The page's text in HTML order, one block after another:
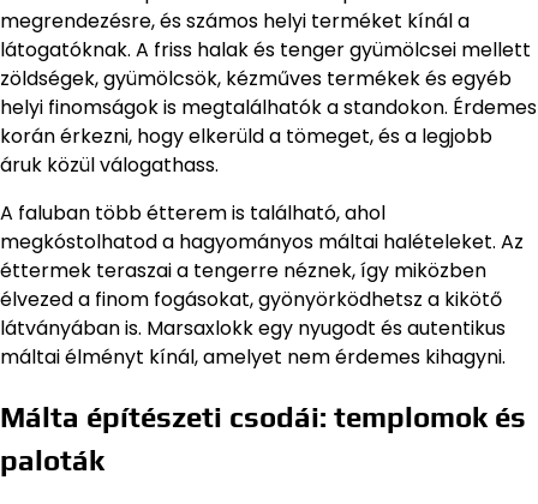
megrendezésre, és számos helyi terméket kínál a
látogatóknak. A friss halak és tenger gyümölcsei mellett
zöldségek, gyümölcsök, kézműves termékek és egyéb
helyi finomságok is megtalálhatók a standokon. Érdemes
korán érkezni, hogy elkerüld a tömeget, és a legjobb
áruk közül válogathass.
A faluban több étterem is található, ahol
megkóstolhatod a hagyományos máltai halételeket. Az
éttermek teraszai a tengerre néznek, így miközben
élvezed a finom fogásokat, gyönyörködhetsz a kikötő
látványában is. Marsaxlokk egy nyugodt és autentikus
máltai élményt kínál, amelyet nem érdemes kihagyni.
Málta építészeti csodái: templomok és
paloták